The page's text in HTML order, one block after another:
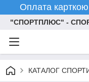
Оплата
"СПОРТПЛЮС" -
КАТАЛОГ